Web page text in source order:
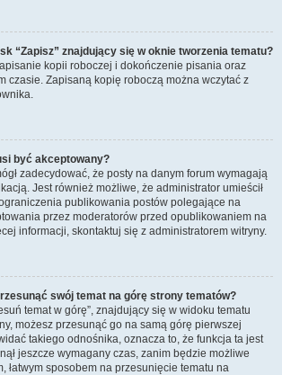
“Zapisz” znajdujący się w oknie tworzenia tematu?
kopii roboczej i dokończenie pisania oraz
czasie. Zapisaną kopię roboczą można wczytać z
być akceptowany?
zadecydować, że posty na danym forum wymagają
Jest również możliwe, że administrator umieścił
publikowania postów polegające na
przez moderatorów przed opublikowaniem na
informacji, skontaktuj się z administratorem witryny.
swój temat na górę strony tematów?
temat w górę”, znajdujący się w widoku tematu
możesz przesunąć go na samą górę pierwszej
takiego odnośnika, oznacza to, że funkcja ta jest
jeszcze wymagany czas, zanim będzie możliwe
łatwym sposobem na przesunięcie tematu na